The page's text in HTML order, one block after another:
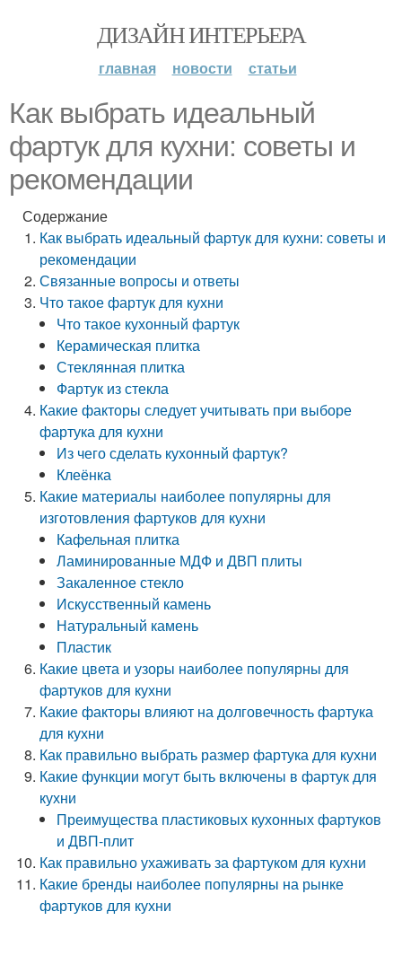
ДИЗАЙН ИНТЕРЬЕРА
главная новости статьи
Как выбрать идеальный
фартук для кухни: советы и
рекомендации
Содержание
Как выбрать идеальный фартук для кухни: советы и
рекомендации
Связанные вопросы и ответы
Что такое фартук для кухни
Что такое кухонный фартук
Керамическая плитка
Стеклянная плитка
Фартук из стекла
Какие факторы следует учитывать при выборе
фартука для кухни
Из чего сделать кухонный фартук?
Клеёнка
Какие материалы наиболее популярны для
изготовления фартуков для кухни
Кафельная плитка
Ламинированные МДФ и ДВП плиты
Закаленное стекло
Искусственный камень
Натуральный камень
Пластик
Какие цвета и узоры наиболее популярны для
фартуков для кухни
Какие факторы влияют на долговечность фартука
для кухни
Как правильно выбрать размер фартука для кухни
Какие функции могут быть включены в фартук для
кухни
Преимущества пластиковых кухонных фартуков
и ДВП-плит
Как правильно ухаживать за фартуком для кухни
Какие бренды наиболее популярны на рынке
фартуков для кухни